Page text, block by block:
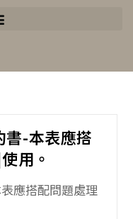
書-本表應搭
用。
應搭配問題處理